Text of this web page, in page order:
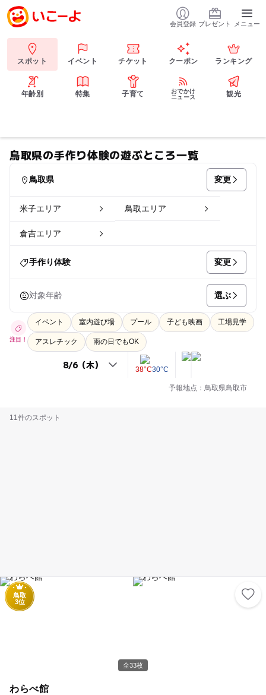
会員登録 プレゼント メニュー
スポット イベント チケット クーポン ランキング
年齢別 特集 子育て
おでかけ
ニュース
観光
鳥取県の手作り体験の遊ぶところ一覧
鳥取県 変更
米子エリア 鳥取エリア
倉吉エリア
手作り体験 変更
対象年齢 選ぶ
注目！
イベント 室内遊び場 プール 子ども映画 工場見学
アスレチック 雨の日でもOK
38°C30°C
予報地点：鳥取県鳥取市
11件のスポット
全33枚
鳥取
3位
わらべ館